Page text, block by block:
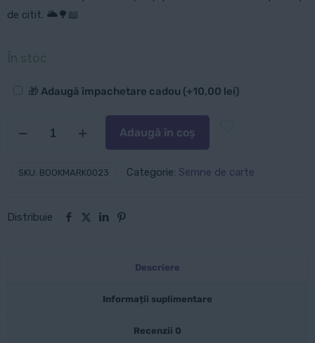
de citit. 🌥️🌳📖
În stoc
Opțiuni
🎁 Adaugă împachetare cadou (+10,00 lei)
înorat
Adaugă în coș
SKU: BOOKMARK0023 Categorie: Semne de carte
Distribuie
Descriere
Informații suplimentare
Recenzii 0